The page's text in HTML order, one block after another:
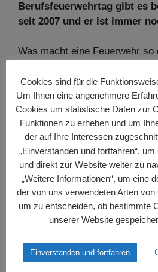
Berufsfeuerwehrtag gibt es
seit 2007 und er ist immer
Was macht eine Feuerwehr so
zu eilen? Um15:30 Uhrgab
ersten Eindruck: Alarm!
Bacheinlauf. Beim Eintreffen
Schreie aus. Der Angriffstrupp
und wird mit einem
Andere Trupps rüsten sich mit
Faltdreiecken aus und sichern
einer Trage wird das Kind
Rettungsdienst übergeben.
Cookies sind für die
Um Ihnen eine angenehmere
Cookies um statistische Daten zur
Funktionen zu erheben und um
der auf Ihre Interessen
„Einverstanden und fortfahren“,
und direkt zur Website weiter zu
„Weitere Informationen“, um eine
der von uns verwendeten Arten
um zu entscheiden, ob bestimmte
unserer Website
Einverstanden und fortfahren